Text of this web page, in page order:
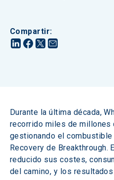
Compartir:
Durante la última década,
recorrido miles de millones
gestionando el combustible
Recovery de Breakthrough.
reducido sus costes,
del camino, y los